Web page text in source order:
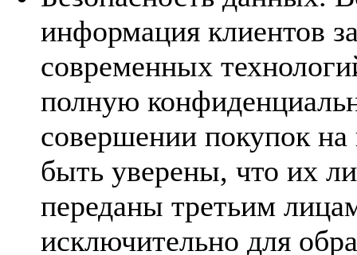
информация клиентов
современных
полную
совершении покупок
быть уверены, что их
переданы третьим
исключительно для